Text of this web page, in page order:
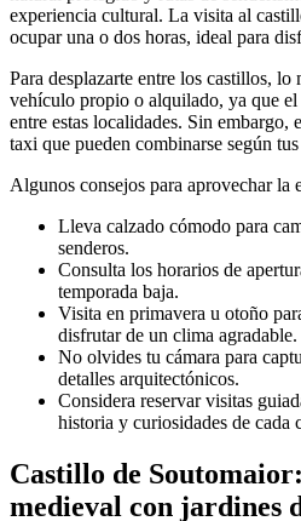
experiencia cultural. La visita al
ocupar una o dos horas, ideal para
Para desplazarte entre los castillos, lo
vehículo propio o alquilado, ya que
entre estas localidades. Sin embargo,
taxi que pueden combinarse según tus
Algunos consejos para aprovechar la
Lleva calzado cómodo para
senderos.
Consulta los horarios de
temporada baja.
Visita en primavera u otoño
disfrutar de un clima agradable.
No olvides tu cámara para
detalles arquitectónicos.
Considera reservar visitas
historia y curiosidades de cada
Castillo de
medieval con jardines